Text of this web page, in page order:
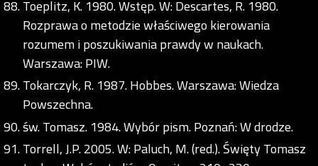
Toeplitz, K. 1980. Wstęp. W: Descartes, R. 1980.
Rozprawa o metodzie właściwego kierowania
rozumem i poszukiwania prawdy w naukach.
Warszawa: PIW.
Tokarczyk, R. 1987. Hobbes. Warszawa: Wiedza
Powszechna.
św. Tomasz. 1984. Wybór pism. Poznań: W drodze.
Torrell, J.P. 2005. W: Paluch, M. (red.). Święty Tomasz